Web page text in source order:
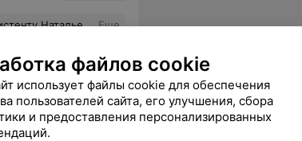
за профессионализм и чуткость! Приятно, что в клинике работают одни и те же врачи уже много лет Еще
файлов cookie
использует файлы cookie для обеспечения
пользователей сайта, его улучшения, сбора
и предоставления персонализированных